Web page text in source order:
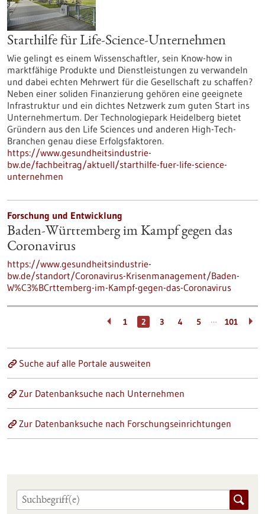
Starthilfe für Life-Science-Unternehmen
Wie gelingt es einem Wissenschaftler, sein Know-how in
marktfähige Produkte und Dienstleistungen zu verwandeln
und dabei echten Mehrwert für die Gesellschaft zu schaffen?
Neben einer soliden Finanzierung gehören eine geeignete
Infrastruktur und ein dichtes Netzwerk zum guten Start ins
Unternehmertum. Der Technologiepark Heidelberg bietet
Gründern aus den Life Sciences und anderen High-Tech-
Branchen genau diese Erfolgsfaktoren.
https://www.gesundheitsindustrie-
bw.de/fachbeitrag/aktuell/starthilfe-fuer-life-science-
unternehmen
Forschung und Entwicklung
Baden-Württemberg im Kampf gegen das
Coronavirus
https://www.gesundheitsindustrie-
bw.de/standort/Coronavirus-Krisenmanagement/Baden-
W%C3%BCrttemberg-im-Kampf-gegen-das-Coronavirus
1 2 3 4 5 … 101
Suche auf alle Portale ausweiten
Zur Datenbanksuche nach Unternehmen
Zur Datenbanksuche nach Forschungseinrichtungen